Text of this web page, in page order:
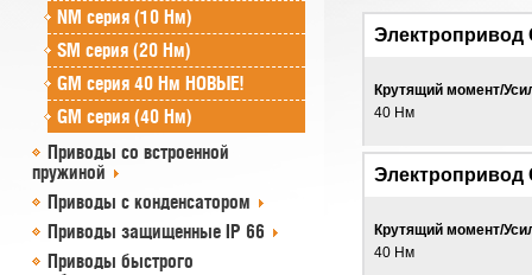
NM серия (10 Нм)
SM серия (20 Нм)
GM серия 40 Нм НОВЫЕ!
GM серия (40 Нм)
Приводы со встроенной
пружиной
Приводы с конденсатором
Приводы защищенные IP 66
Приводы быстрого
Электропривод
Крутящий момент/
40 Нм
Электропривод
Крутящий момент/
40 Нм